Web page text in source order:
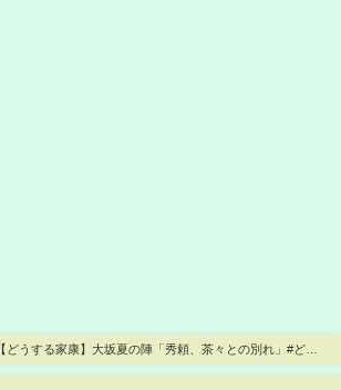
【どうする家康】大坂夏の陣「秀頼、茶々との別れ」#どう